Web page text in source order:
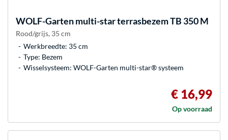
WOLF-Gartenmulti-star terrasbezem TB 350 M
Rood/grijs, 35 cm
Werkbreedte: 35 cm
Type: Bezem
Wisselsysteem: WOLF-Garten multi-star® systeem
€ 16,99
Op voorraad